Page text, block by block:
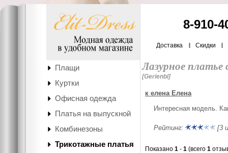
8-910-
Доставка Скидки
Плащи
Куртки
Офисная одежда
Платья на выпускной
Комбинезоны
Трикотажные платья
Лазурное платье
[Gerienbl]
к елена Елена
Интересная модель.
Рейтинг: [3
Показано 1 - 1 (всего 1